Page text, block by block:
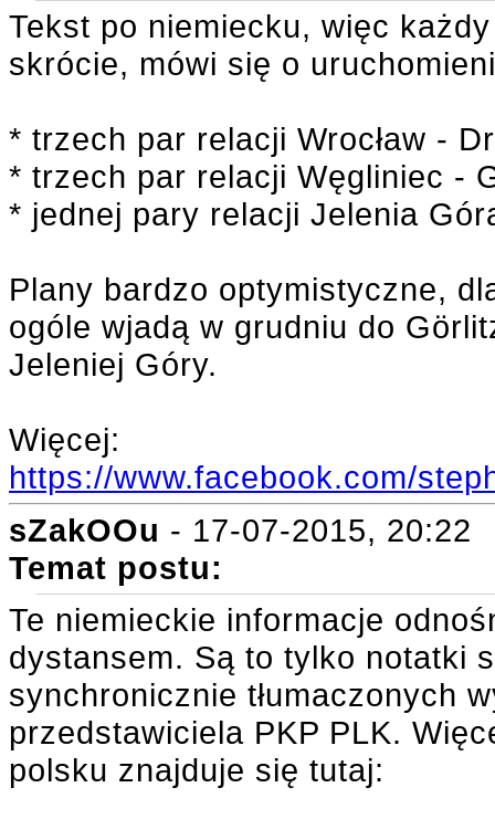
Tekst po niemiecku, więc
skrócie, mówi się o
* trzech par relacji Wrocław -
* trzech par relacji Węgliniec -
* jednej pary relacji Jelenia
Plany bardzo optymistyczne,
ogóle wjadą w grudniu do
Jeleniej Góry.
Więcej:
https://www.facebook.com/
sZakOOu - 17-07-2015, 20:22
Temat postu:
Te niemieckie informacje
dystansem. Są to tylko notatki
synchronicznie tłumaczonych
przedstawiciela PKP PLK.
polsku znajduje się tutaj: